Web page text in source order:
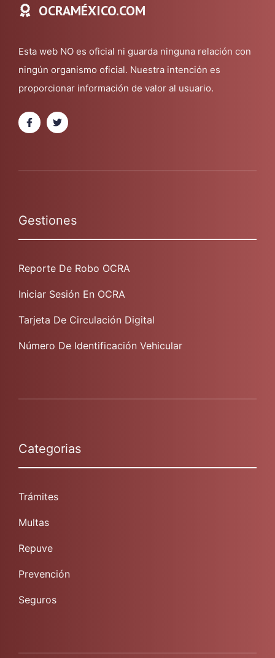
OCRAMÉXICO.COM
Esta web NO es oficial ni guarda ninguna relación con
ningún organismo oficial. Nuestra intención es
proporcionar información de valor al usuario.
Gestiones
Reporte De Robo OCRA
Iniciar Sesión En OCRA
Tarjeta De Circulación Digital
Número De Identificación Vehicular
Categorias
Trámites
Multas
Repuve
Prevención
Seguros